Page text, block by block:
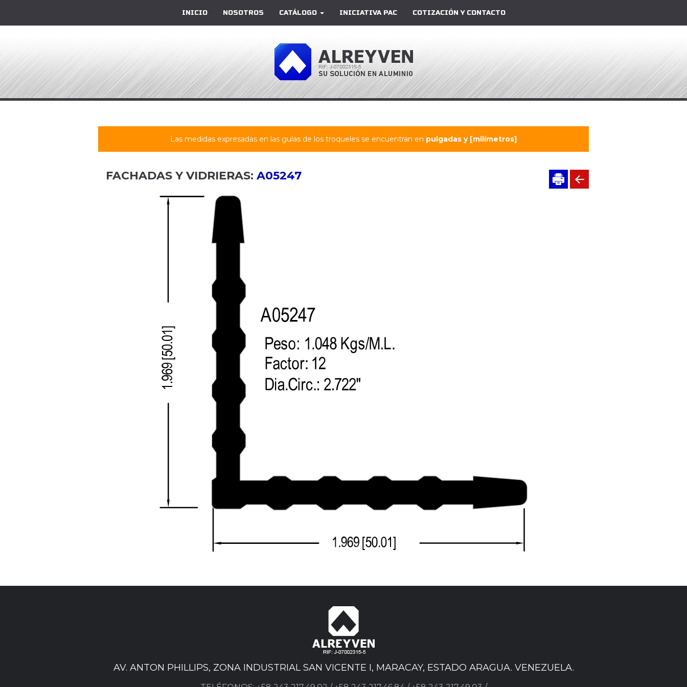
INICIO NOSOTROS CATÁLOGO INICIATIVA PAC COTIZACIÓN Y CONTACTO
Las medidas expresadas en las guías de los troqueles se encuentran en pulgadas y [milímetros]
FACHADAS Y VIDRIERAS: A05247
AV. ANTON PHILLIPS, ZONA INDUSTRIAL SAN VICENTE I, MARACAY, ESTADO ARAGUA. VENEZUELA.